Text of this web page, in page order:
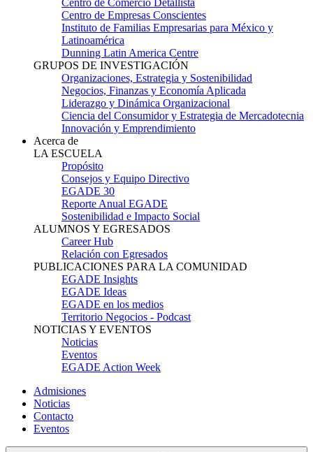
Centro de Comercio Detallista
Centro de Empresas Conscientes
Instituto de Familias Empresarias para México y
Latinoamérica
Dunning Latin America Centre
GRUPOS DE INVESTIGACIÓN
Organizaciones, Estrategia y Sostenibilidad
Negocios, Finanzas y Economía Aplicada
Liderazgo y Dinámica Organizacional
Ciencia del Consumidor y Estrategia de Mercadotecnia
Innovación y Emprendimiento
Acerca de
LA ESCUELA
Propósito
Consejos y Equipo Directivo
EGADE 30
Reporte Anual EGADE
Sostenibilidad e Impacto Social
ALUMNOS Y EGRESADOS
Career Hub
Relación con Egresados
PUBLICACIONES PARA LA COMUNIDAD
EGADE Insights
EGADE Ideas
EGADE en los medios
Territorio Negocios - Podcast
NOTICIAS Y EVENTOS
Noticias
Eventos
EGADE Action Week
Admisiones
Noticias
Contacto
Eventos